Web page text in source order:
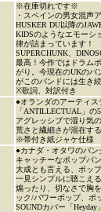
※在庫切れです※
・スペインの男女混声
HUSKER DU以降の
KIDSのようなエモーシ
律が詰まっています！
SUPERCHUNK、
最高！今作ではドラム
がり。今現在のUKのバ
がこのバンドには生き
※歌詞、対訳付き
●オランダのアーティ
「ANTILLECTUAL」の
アグレッシブで湿り気
荒さと繊細さが混在す
※帯付き紙ジャケ仕様
●カナダ・オタワのパン
キャッチーなポップパ
大成とも言える、ポッ
一見シンプルに聴こえ
煽ったり、切なさで胸
ック/パワーポップ、ポ
SOUNDカバー「Heyday